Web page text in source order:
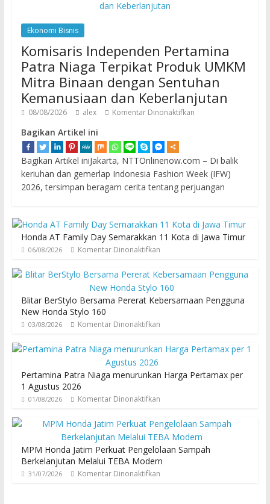
Ekonomi Bisnis
Komisaris Independen Pertamina
Patra Niaga Terpikat Produk UMKM
Mitra Binaan dengan Sentuhan
Kemanusiaan dan Keberlanjutan
08/08/2026 alex Komentar Dinonaktifkan
Bagikan Artikel ini
Bagikan Artikel iniJakarta, NTTOnlinenow.com – Di balik
keriuhan dan gemerlap Indonesia Fashion Week (IFW)
2026, tersimpan beragam cerita tentang perjuangan
Honda AT Family Day Semarakkan 11 Kota di Jawa Timur
06/08/2026 Komentar Dinonaktifkan
Blitar BerStylo Bersama Pererat Kebersamaan Pengguna
New Honda Stylo 160
03/08/2026 Komentar Dinonaktifkan
Pertamina Patra Niaga menurunkan Harga Pertamax per
1 Agustus 2026
01/08/2026 Komentar Dinonaktifkan
MPM Honda Jatim Perkuat Pengelolaan Sampah
Berkelanjutan Melalui TEBA Modern
31/07/2026 Komentar Dinonaktifkan